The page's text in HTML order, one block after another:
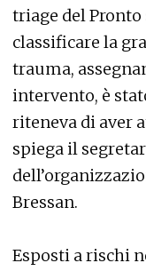
triage del Pronto
classificare la
trauma,
intervento, è
riteneva di aver
spiega il
Bressan.
Esposti a rischi